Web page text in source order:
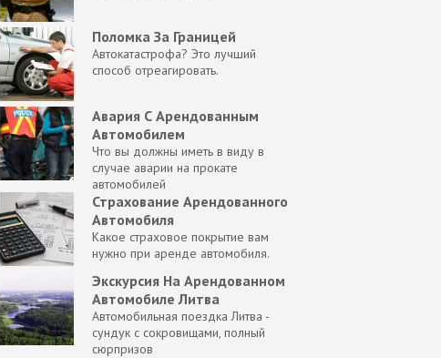
Поломка За Границей
Автокатастрофа? Это лучший
способ отреагировать.
Авария С Арендованным
Автомобилем
Что вы должны иметь в виду в
случае аварии на прокате
автомобилей
Страхование Арендованного
Автомобиля
Какое страховое покрытие вам
нужно при аренде автомобиля.
Экскурсия На Арендованном
Автомобиле Литва
Автомобильная поездка Литва -
сундук с сокровищами, полный
сюрпризов